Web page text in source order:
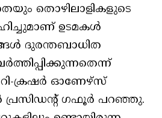
തൊഴിലാളികളുടെ
ഉടമകള്‍
ദുരന്തബാധിത
ക്രഷര്‍ ഓണേഴ്‌സ്
ഗഫൂര്‍ പറഞ്ഞു.